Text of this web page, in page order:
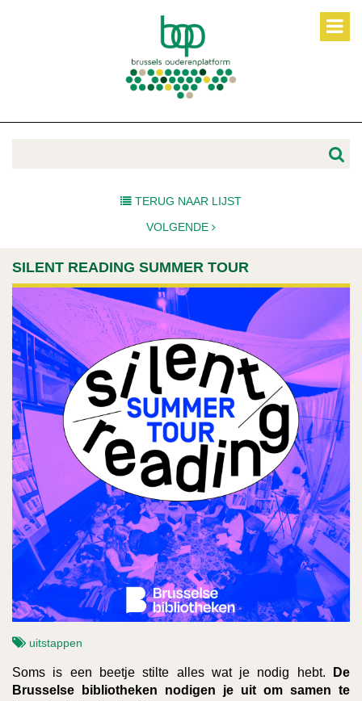
TERUG NAAR LIJST
VOLGENDE
SILENT READING SUMMER TOUR
uitstappen
Soms is een beetje stilte alles wat je nodig hebt.
De
Brusselse bibliotheken nodigen je uit om samen te